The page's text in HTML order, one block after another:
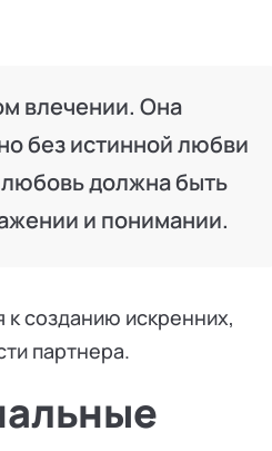
влечении. Она
без истинной любви
должна быть
и понимании.
созданию искренних,
партнера.